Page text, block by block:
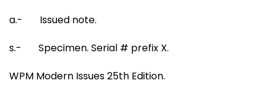
a.- Issued note.
s.- Specimen. Serial # prefix X.
WPM Modern Issues 25th Edition.